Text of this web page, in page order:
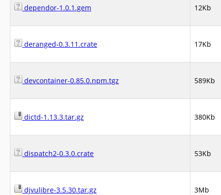
dependor-1.0.1.gem 12Kb
deranged-0.3.11.crate 17Kb
devcontainer-0.85.0.npm.tgz 589Kb
dictd-1.13.3.tar.gz 380Kb
dispatch2-0.3.0.crate 53Kb
djvulibre-3.5.30.tar.gz 3Mb